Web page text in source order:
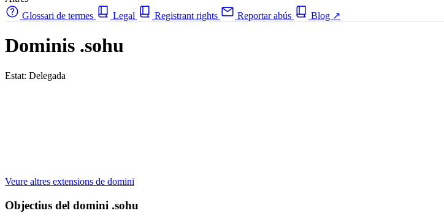
Glossari de termes
Legal Registrant rights Reportar abús Blog ↗
Dominis .sohu
Estat: Delegada
Veure altres extensions de domini
Objectius del domini .sohu